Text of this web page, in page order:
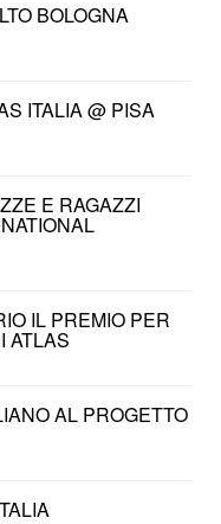
BOLOGNA
ITALIA @ PISA
E RAGAZZI
IL PREMIO PER
ATLAS
AL PROGETTO